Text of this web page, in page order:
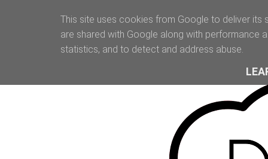
This site uses cookies from Google to deliver its
are shared with Google along with performance
statistics, and to detect and address abuse.